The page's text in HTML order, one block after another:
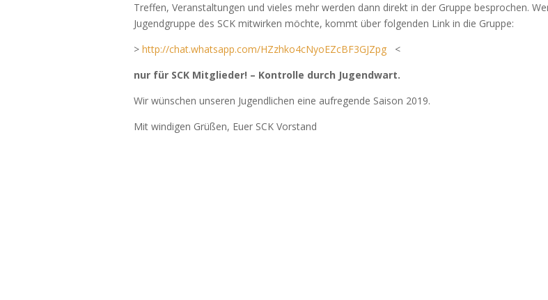
Treffen, Veranstaltungen und vieles mehr werden dann direkt in der Gruppe besprochen.
Jugendgruppe des SCK mitwirken möchte, kommt über folgenden Link in die Gruppe:
> http://chat.whatsapp.com/HZzhko4cNyoEZcBF3GJZpg <
nur für SCK Mitglieder! – Kontrolle durch Jugendwart.
Wir wünschen unseren Jugendlichen eine aufregende Saison 2019.
Mit windigen Grüßen, Euer SCK Vorstand